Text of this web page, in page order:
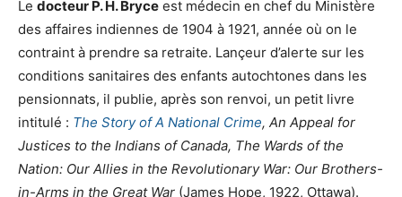
Le docteur P. H. Bryce est médecin en chef du Ministère
des affaires indiennes de 1904 à 1921, année où on le
contraint à prendre sa retraite. Lançeur d’alerte sur les
conditions sanitaires des enfants autochtones dans les
pensionnats, il publie, après son renvoi, un petit livre
intitulé : The Story of A National Crime, An Appeal for
Justices to the Indians of Canada, The Wards of the
Nation: Our Allies in the Revolutionary War: Our Brothers-
in-Arms in the Great War (James Hope, 1922, Ottawa).